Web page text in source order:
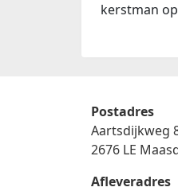
kerstman
Postadres
Aartsdijkweg
2676 LE
Afleveradres